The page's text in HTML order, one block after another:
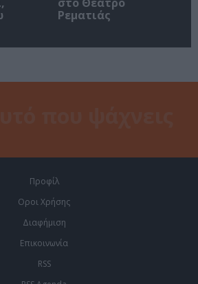
Ρεματιάς
Προφίλ
Οροι Χρήσης
Διαφήμιση
Επικοινωνία
RSS